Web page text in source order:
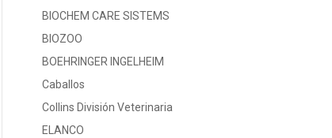
BIOCHEM CARE SISTEMS
BIOZOO
BOEHRINGER INGELHEIM
Caballos
Collins División Veterinaria
ELANCO